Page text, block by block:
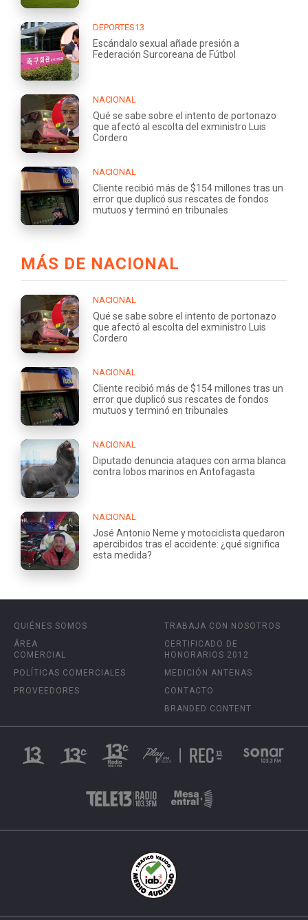
DEPORTES13
Escándalo sexual añade presión a
Federación Surcoreana de Fútbol
NACIONAL
Qué se sabe sobre el intento de portonazo
que afectó al escolta del exministro Luis
Cordero
NACIONAL
Cliente recibió más de $154 millones tras un
error que duplicó sus rescates de fondos
mutuos y terminó en tribunales
MÁS DE NACIONAL
NACIONAL
Qué se sabe sobre el intento de portonazo
que afectó al escolta del exministro Luis
Cordero
NACIONAL
Cliente recibió más de $154 millones tras un
error que duplicó sus rescates de fondos
mutuos y terminó en tribunales
NACIONAL
Diputado denuncia ataques con arma blanca
contra lobos marinos en Antofagasta
NACIONAL
José Antonio Neme y motociclista quedaron
apercibidos tras el accidente: ¿qué significa
esta medida?
QUIÉNES SOMOS
ÁREA
COMERCIAL
POLÍTICAS COMERCIALES
PROVEEDORES
TRABAJA CON NOSOTROS
CERTIFICADO DE
HONORARIOS 2012
MEDICIÓN ANTENAS
CONTACTO
BRANDED CONTENT